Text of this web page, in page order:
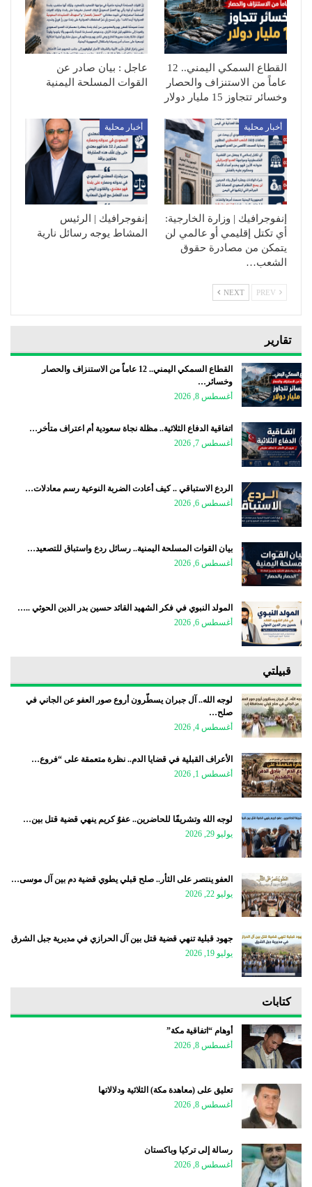
القطاع السمكي اليمني.. 12
عاماً من الاستنزاف والحصار
وخسائر تتجاوز 15 مليار دولار
عاجل : بيان صادر عن
القوات المسلحة اليمنية
أخبار محلية
إنفوجرافيك | وزارة الخارجية:
أي تكتل إقليمي أو عالمي لن
يتمكن من مصادرة حقوق
الشعب…
أخبار محلية
إنفوجرافيك | الرئيس
المشاط يوجه رسائل نارية
NEXT
تقارير
القطاع السمكي اليمني.. 12 عاماً من الاستنزاف والحصار
وخسائر…
أغسطس 8, 2026
اتفاقية الدفاع الثلاثية.. مظلة نجاة سعودية أم اعتراف متأخر…
أغسطس 7, 2026
الردع الاستباقي .. كيف أعادت الضربة النوعية رسم معادلات…
أغسطس 6, 2026
بيان القوات المسلحة اليمنية.. رسائل ردع واستباق للتصعيد…
أغسطس 6, 2026
المولد النبوي في فكر الشهيد القائد حسين بدر الدين الحوثي ..…
أغسطس 6, 2026
قبيلتي
لوجه الله.. آل جبران يسطّرون أروع صور العفو عن الجاني في
صلح…
أغسطس 4, 2026
الأعراف القبلية في قضايا الدم.. نظرة متعمقة على “فروع…
أغسطس 1, 2026
لوجه الله وتشريفًا للحاضرين.. عفوٌ كريم ينهي قضية قتل بين…
يوليو 29, 2026
العفو ينتصر على الثأر.. صلح قبلي يطوي قضية دم بين آل موسى…
يوليو 22, 2026
جهود قبلية تنهي قضية قتل بين آل الحرازي في مديرية جبل الشرق
يوليو 19, 2026
كتابات
أوهام “اتفاقية مكة”
أغسطس 8, 2026
تعليق على (معاهدة مكة) الثلاثية ودلالاتها
أغسطس 8, 2026
رسالة إلى تركيا وباكستان
أغسطس 8, 2026